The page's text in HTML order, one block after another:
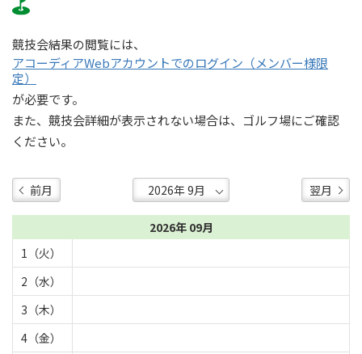
競技会結果の閲覧には、
アコーディアWebアカウントでのログイン（メンバー様限
定）
が必要です。
また、競技会詳細が表示されない場合は、ゴルフ場にご確認
ください。
前月 翌月
2026年 09月
1（火）
2（水）
3（木）
4（金）